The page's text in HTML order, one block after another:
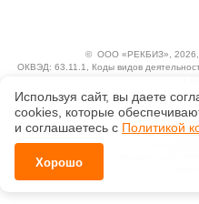
© ООО «РЕКБИЗ» ,
ОКВЭД: 63.11.1, Коды видов
Исключительные авторские и
Положение по обработке и
Справка о регистрации продуктов АО
Используя сайт, вы даете
сооkiеs, которые
и соглашаетесь с Политикой
Хорошо